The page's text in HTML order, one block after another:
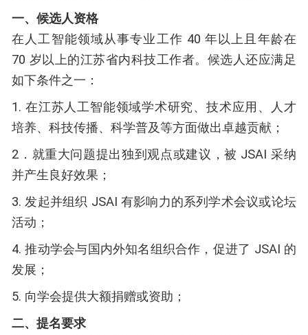
一、候选人资格
在人工智能领域从事专业工作 40 年以上且年龄在
70 岁以上的江苏省内科技工作者。候选人还应满足
如下条件之一：
1. 在江苏人工智能领域学术研究、技术应用、人才
培养、科技传播、科学普及等方面做出卓越贡献；
2．就重大问题提出独到观点或建议，被 JSAI 采纳
并产生良好效果；
3. 发起并组织 JSAI 有影响力的系列学术会议或论坛
活动；
4. 推动学会与国内外知名组织合作，促进了 JSAI 的
发展；
5. 向学会提供大额捐赠或资助；
二、提名要求